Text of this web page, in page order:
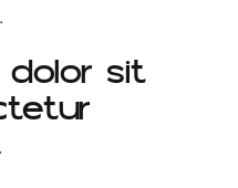
sit